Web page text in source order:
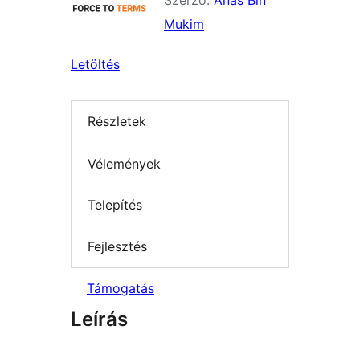
Mukim
Letöltés
Részletek
Vélemények
Telepítés
Fejlesztés
Támogatás
Leírás